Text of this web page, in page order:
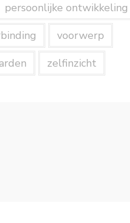
persoonlijke ontwikkeling
voorwerp
zelfinzicht